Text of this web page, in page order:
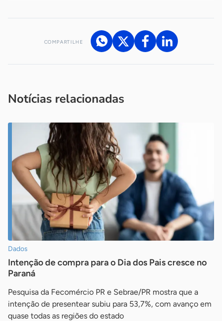
COMPARTILHE
Notícias relacionadas
Dados
Intenção de compra para o Dia dos Pais cresce no
Paraná
Pesquisa da Fecomércio PR e Sebrae/PR mostra que a
intenção de presentear subiu para 53,7%, com avanço em
quase todas as regiões do estado